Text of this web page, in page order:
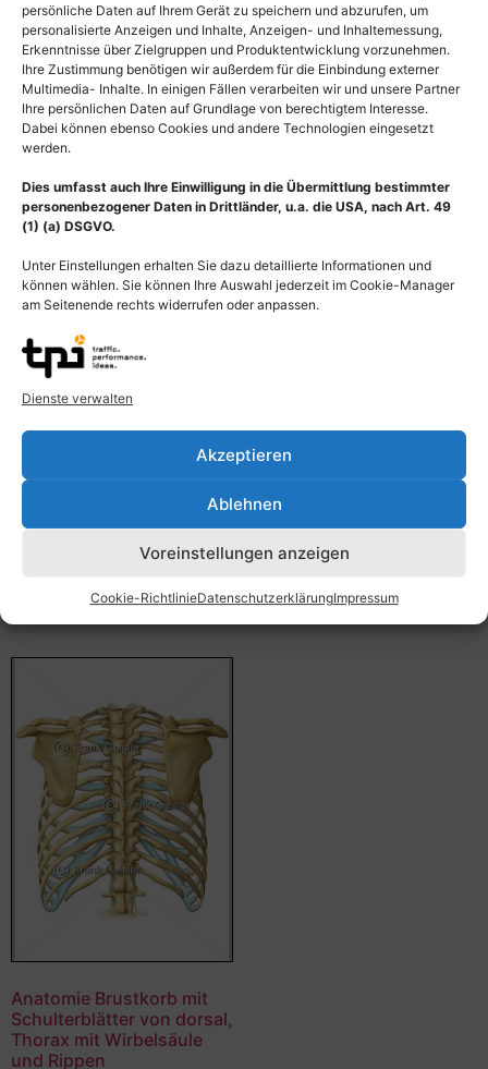
persönliche Daten auf Ihrem Gerät zu speichern und abzurufen, um
personalisierte Anzeigen und Inhalte, Anzeigen- und Inhaltemessung,
Erkenntnisse über Zielgruppen und Produktentwicklung vorzunehmen.
Ihre Zustimmung benötigen wir außerdem für die Einbindung externer
Multimedia- Inhalte. In einigen Fällen verarbeiten wir und unsere Partner
Ihre persönlichen Daten auf Grundlage von berechtigtem Interesse.
Dabei können ebenso Cookies und andere Technologien eingesetzt
werden.
Dies umfasst auch Ihre Einwilligung in die Übermittlung bestimmter
personenbezogener Daten in Drittländer, u.a. die USA, nach Art. 49
(1) (a) DSGVO.
Unter Einstellungen erhalten Sie dazu detaillierte Informationen und
können wählen. Sie können Ihre Auswahl jederzeit im Cookie-Manager
am Seitenende rechts widerrufen oder anpassen.
Dienste verwalten
Akzeptieren
Ablehnen
Voreinstellungen anzeigen
Cookie-RichtlinieDatenschutzerklärungImpressum
Ausführung wählen Ausführung wählen
(Thorax) bei Inspiration
Bildnummer: 2466
Thorax mit Wirbelsäule
55,00
Bildnummer: 2186
Ausführung wählen
Anatomie Brustkorb mit
Schulterblätter von dorsal,
Thorax mit Wirbelsäule
und Rippen